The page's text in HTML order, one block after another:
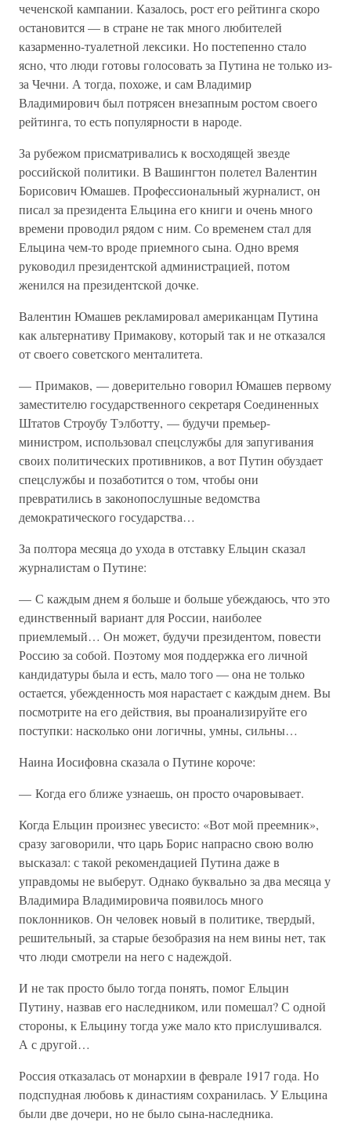
чеченской кампании. Казалось, рост его рейтинга скоро
остановится — в стране не так много любителей
казарменно-туалетной лексики. Но постепенно стало
ясно, что люди готовы голосовать за Путина не только из-
за Чечни. А тогда, похоже, и сам Владимир
Владимирович был потрясен внезапным ростом своего
рейтинга, то есть популярности в народе.
За рубежом присматривались к восходящей звезде
российской политики. В Вашингтон полетел Валентин
Борисович Юмашев. Профессиональный журналист, он
писал за президента Ельцина его книги и очень много
времени проводил рядом с ним. Со временем стал для
Ельцина чем-то вроде приемного сына. Одно время
руководил президентской администрацией, потом
женился на президентской дочке.
Валентин Юмашев рекламировал американцам Путина
как альтернативу Примакову, который так и не отказался
от своего советского менталитета.
— Примаков, — доверительно говорил Юмашев первому
заместителю государственного секретаря Соединенных
Штатов Строубу Тэлботту, — будучи премьер-
министром, использовал спецслужбы для запугивания
своих политических противников, а вот Путин обуздает
спецслужбы и позаботится о том, чтобы они
превратились в законопослушные ведомства
демократического государства…
За полтора месяца до ухода в отставку Ельцин сказал
журналистам о Путине:
— С каждым днем я больше и больше убеждаюсь, что это
единственный вариант для России, наиболее
приемлемый… Он может, будучи президентом, повести
Россию за собой. Поэтому моя поддержка его личной
кандидатуры была и есть, мало того — она не только
остается, убежденность моя нарастает с каждым днем. Вы
посмотрите на его действия, вы проанализируйте его
поступки: насколько они логичны, умны, сильны…
Наина Иосифовна сказала о Путине короче:
— Когда его ближе узнаешь, он просто очаровывает.
Когда Ельцин произнес увесисто: «Вот мой преемник»,
сразу заговорили, что царь Борис напрасно свою волю
высказал: с такой рекомендацией Путина даже в
управдомы не выберут. Однако буквально за два месяца у
Владимира Владимировича появилось много
поклонников. Он человек новый в политике, твердый,
решительный, за старые безобразия на нем вины нет, так
что люди смотрели на него с надеждой.
И не так просто было тогда понять, помог Ельцин
Путину, назвав его наследником, или помешал? С одной
стороны, к Ельцину тогда уже мало кто прислушивался.
А с другой…
Россия отказалась от монархии в феврале 1917 года. Но
подспудная любовь к династиям сохранилась. У Ельцина
были две дочери, но не было сына-наследника.